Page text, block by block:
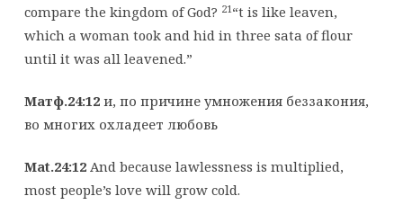
compare the kingdom of God? 21“t is like leaven,
which a woman took and hid in three sata of flour
until it was all leavened.”
Матф.24:12и, по причине умножения беззакония,
во многих охладеет любовь
Mat.24:12And because lawlessness is multiplied,
most people’s love will grow cold.